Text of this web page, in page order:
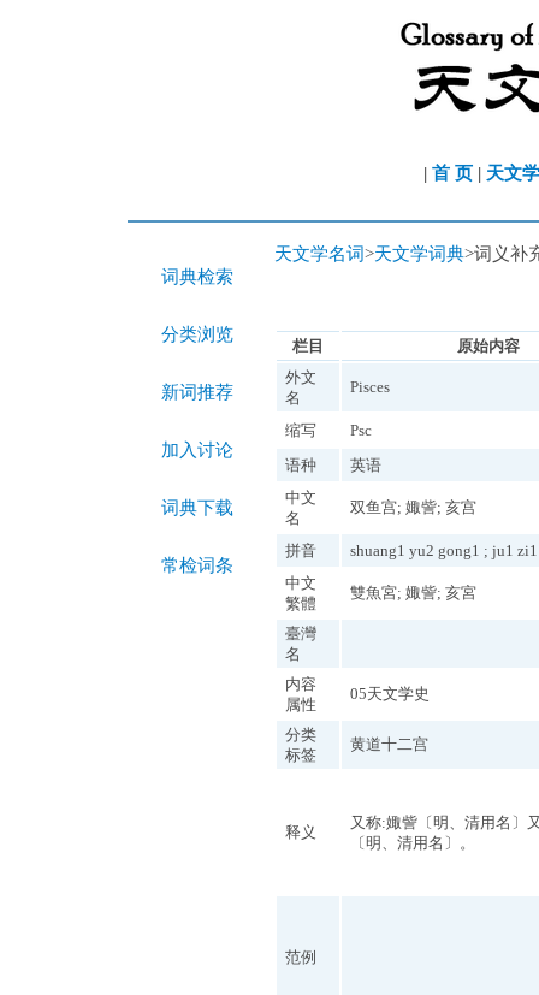
| 首 页 | 天文
词典检索
分类浏览
新词推荐
加入讨论
词典下载
常检词条
天文学名词>天文学词典>词义补
栏目
原始内容
外文
名
Pisces
缩写
Psc
语种
英语
中文
名
双鱼宫; 娵訾; 亥宫
拼音
shuang1 yu2 gong1 ; ju1
中文
繁體
雙魚宮; 娵訾; 亥宮
臺灣
名
内容
属性
05天文学史
分类
标签
黄道十二宫
释义
又称:娵訾〔明、清用名〕
〔明、清用名〕。
范例